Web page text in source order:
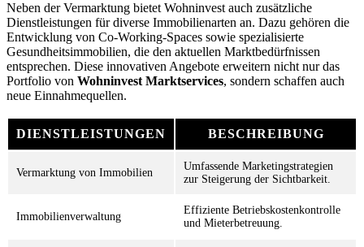
Neben der Vermarktung bietet Wohninvest auch zusätzliche
Dienstleistungen für diverse Immobilienarten an. Dazu gehören die
Entwicklung von Co-Working-Spaces sowie spezialisierte
Gesundheitsimmobilien, die den aktuellen Marktbedürfnissen
entsprechen. Diese innovativen Angebote erweitern nicht nur das
Portfolio von Wohninvest Marktservices, sondern schaffen auch
neue Einnahmequellen.
DIENSTLEISTUNGEN BESCHREIBUNG
Vermarktung von Immobilien
Umfassende Marketingstrategien
zur Steigerung der Sichtbarkeit.
Immobilienverwaltung
Effiziente Betriebskostenkontrolle
und Mieterbetreuung.